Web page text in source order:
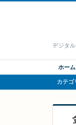
デジタ
ホーム
カテゴ